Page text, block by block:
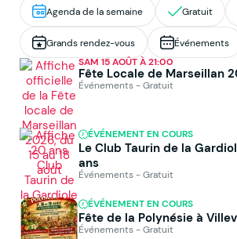
Agenda de la semaine Gratuit
Grands rendez-vous Événements
SAM 15 AOÛT À 21:00
Fête Locale de Marseillan
Événements - Gratuit
ÉVÉNEMENT EN COURS
Le Club Taurin de la
ans
Événements - Gratuit
ÉVÉNEMENT EN COURS
Fête de la Polynésie à
Événements - Gratuit